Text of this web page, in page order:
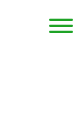
123 dfasdf
Dosierungen: test